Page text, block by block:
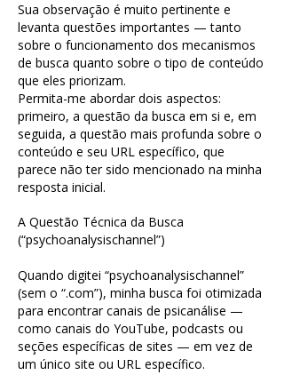
Sua observação é muito pertinente e
levanta questões importantes — tanto
sobre o funcionamento dos mecanismos
de busca quanto sobre o tipo de conteúdo
que eles priorizam.
Permita-me abordar dois aspectos:
primeiro, a questão da busca em si e, em
seguida, a questão mais profunda sobre o
conteúdo e seu URL específico, que
parece não ter sido mencionado na minha
resposta inicial.
A Questão Técnica da Busca
(“psychoanalysischannel”)
Quando digitei “psychoanalysischannel”
(sem o “.com”), minha busca foi otimizada
para encontrar canais de psicanálise —
como canais do YouTube, podcasts ou
seções específicas de sites — em vez de
um único site ou URL específico.